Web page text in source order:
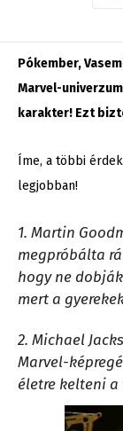
Pókember,
Marvel-
karakter! Ezt
Íme, a többi
legjobban!
1. Martin
megpróbálta
hogy ne
mert a
2. Michael
Marvel-
életre kelteni a